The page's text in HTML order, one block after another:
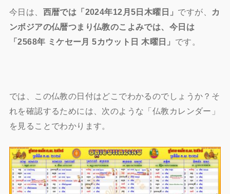
今日は、 西暦では「2024年12月5日木曜日」 ですが、
カ
ンボジアの仏暦つまり仏教のこよみでは、今日は
「2568年 ミケセー月 5カウット日 木曜日」 です。
では、この仏教の日付はどこでわかるのでしょうか？そ
れを確認するためには、次のような「仏教カレンダー」
を見ることでわかります。